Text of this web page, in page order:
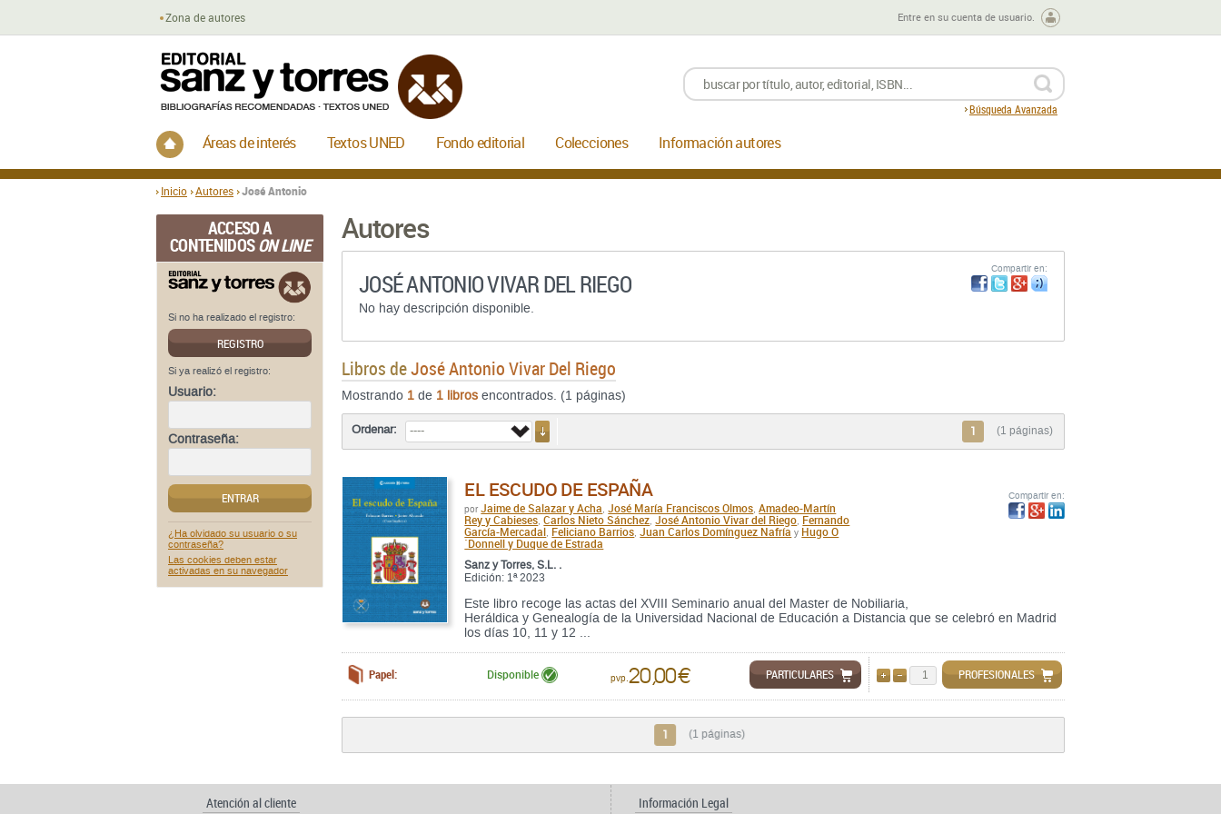
Inicio Autores José Antonio
Entre en su cuenta de usuario.
Búsqueda Avanzada
Inicio
Áreas de interés Textos UNED Fondo editorial Colecciones Información autores
Zona de autores
ACCESO A
CONTENIDOSON LINE
Si no ha realizado el registro:
REGISTRO
Si ya realizó el registro:
Usuario:
Contraseña:
ENTRAR
¿Ha olvidado su usuario o su
contraseña?
Las cookies deben estar
activadas en su navegador
Autores
JOSÉ ANTONIO VIVAR DEL RIEGO
Compartir en:
No hay descripción disponible.
Libros deJosé Antonio Vivar Del Riego
Mostrando 1 de 1 libros encontrados. (1 páginas)
Ordenar: 1 (1 páginas)
EL ESCUDO DE ESPAÑA
por Jaime de Salazar y Acha José María Franciscos Olmos Amadeo-Martín
Rey y Cabieses ,Carlos Nieto Sánchez José Antonio Vivar del Riego Fernando
García-Mercadal Feliciano Barrios Juan Carlos Domínguez Nafría y Hugo O
´Donnell y Duque de Estrada
Sanz y Torres, S.L. .
Edición: 1ª 2023
Este libro recoge las actas del XVIII Seminario anual del Master de Nobiliaria,
Heráldica y Genealogía de la Universidad Nacional de Educación a Distancia que se celebró en Madrid
los días 10, 11 y 12 ...
Compartir en:
Papel: Disponible pvp. 20,00 € AÑADIRQUITAR
PROFESIONALES
PARTICULARES
1 (1 páginas)
Atención al cliente Información Legal